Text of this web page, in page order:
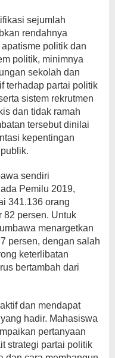
sejumlah
rendahnya
politik dan
politik, minimnya
sekolah dan
terhadap partai politik
sistem rekrutmen
dan tidak ramah
tersebut dinilai
kepentingan
sendiri
Pemilu 2019,
341.136 orang
82 persen. Untuk
menargetkan
persen, dengan salah
keterlibatan
bertambah dari
dan mendapat
hadir. Mahasiswa
pertanyaan
strategi partai politik